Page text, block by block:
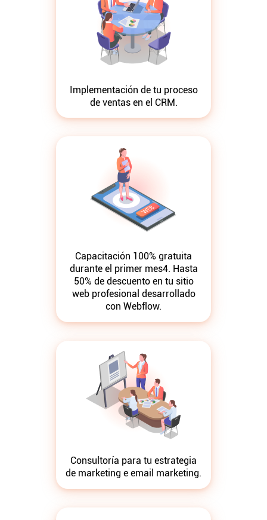
Implementación de tu proceso
de ventas en el CRM.
Capacitación 100% gratuita
durante el primer mes4. Hasta
50% de descuento en tu sitio
web profesional desarrollado
con Webflow.
Consultoría para tu estrategia
de marketing e email marketing.